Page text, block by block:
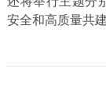
安全和高质量共